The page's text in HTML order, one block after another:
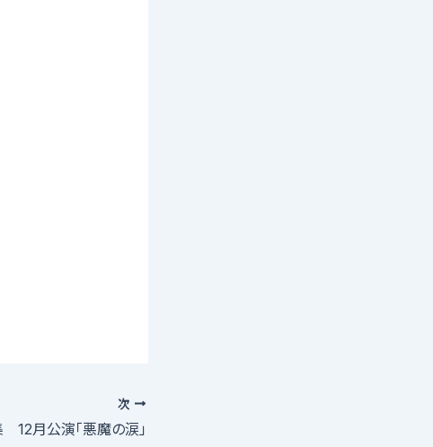
次
12月公演「悪魔の涙」